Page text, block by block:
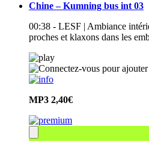
Chine – Kumning bus int 03
00:38 - LESF | Ambiance
proches et klaxons dans les
MP3 2,40€